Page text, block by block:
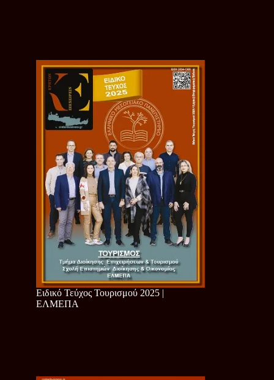
Ειδικό Τεύχος Τουρισμού 2025 |
ΕΛΜΕΠΑ